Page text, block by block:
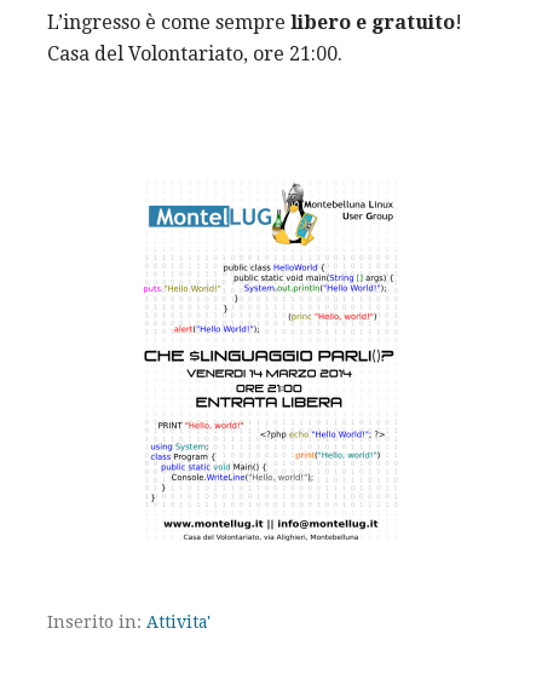
L’ingresso è come sempre libero e gratuito!
Casa del Volontariato, ore 21:00.
Inserito in: Attivita'